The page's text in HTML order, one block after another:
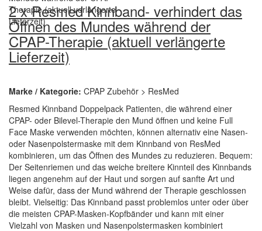
2 x Resmed Kinnband- verhindert das
Öffnen des Mundes während der
CPAP-Therapie (aktuell verlängerte
Lieferzeit)
Marke / Kategorie: CPAP Zubehör > ResMed
Resmed Kinnband Doppelpack Patienten, die während einer
CPAP- oder Bilevel-Therapie den Mund öffnen und keine Full
Face Maske verwenden möchten, können alternativ eine Nasen-
oder Nasenpolstermaske mit dem Kinnband von ResMed
kombinieren, um das Öffnen des Mundes zu reduzieren. Bequem:
Der Seitenriemen und das weiche breitere Kinnteil des Kinnbands
liegen angenehm auf der Haut und sorgen auf sanfte Art und
Weise dafür, dass der Mund während der Therapie geschlossen
bleibt. Vielseitig: Das Kinnband passt problemlos unter oder über
die meisten CPAP-Masken-Kopfbänder und kann mit einer
Vielzahl von Masken und Nasenpolstermasken kombiniert